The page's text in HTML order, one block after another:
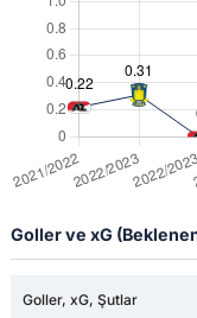
Goller ve xG
Goller, xG, Şutlar